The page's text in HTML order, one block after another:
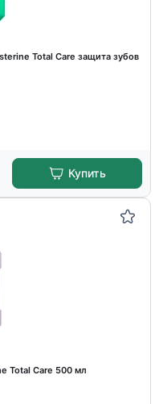
Total Care защита зубов
Купить
Total Care 500 мл